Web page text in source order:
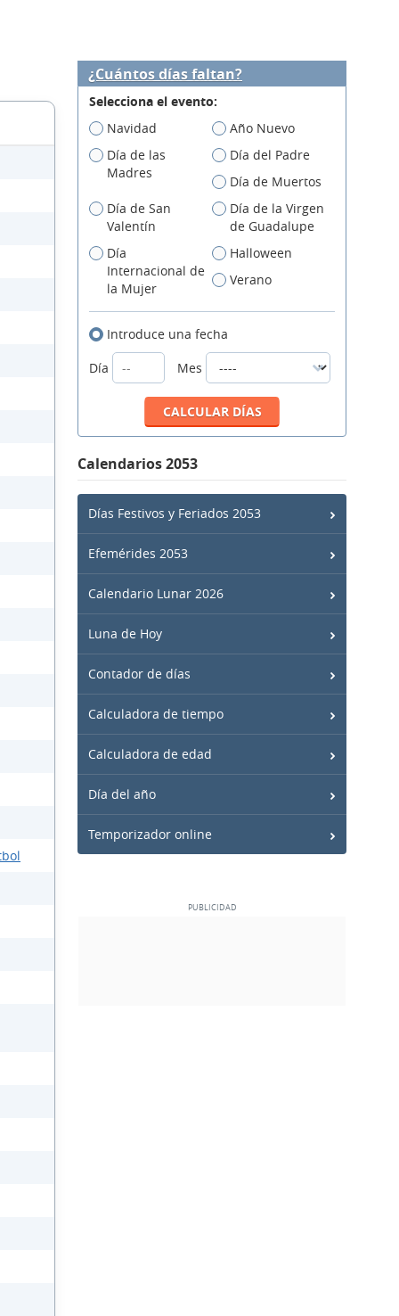
¿Cuántos días faltan?
Selecciona el evento:
Navidad
Año Nuevo
Día de las
Madres
Día del Padre
Día de Muertos
Día de San
Valentín
Día de la Virgen
de Guadalupe
Día
Internacional de
la Mujer
Halloween
Verano
Introduce una fecha
Día
Mes
Calendarios 2053
Días Festivos y Feriados 2053
Efemérides 2053
Calendario Lunar 2026
Luna de Hoy
Contador de días
Calculadora de tiempo
Calculadora de edad
Día del año
Temporizador online